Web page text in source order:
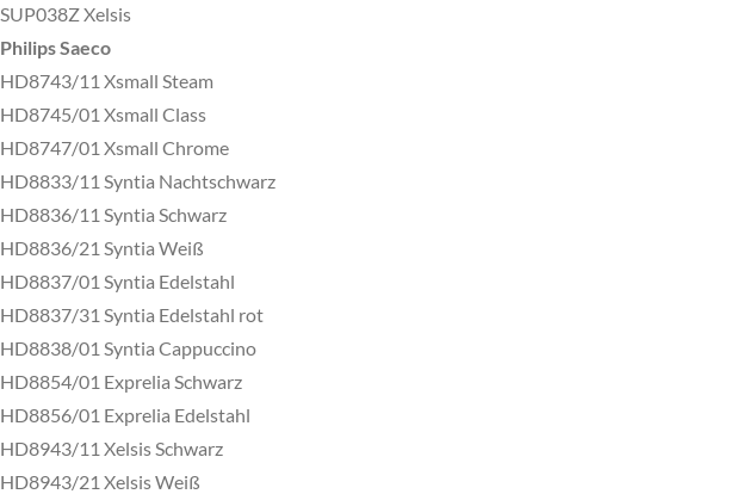
SUP038Z Xelsis
Philips Saeco
HD8743/11 Xsmall Steam
HD8745/01 Xsmall Class
HD8747/01 Xsmall Chrome
HD8833/11 Syntia Nachtschwarz
HD8836/11 Syntia Schwarz
HD8836/21 Syntia Weiß
HD8837/01 Syntia Edelstahl
HD8837/31 Syntia Edelstahl rot
HD8838/01 Syntia Cappuccino
HD8854/01 Exprelia Schwarz
HD8856/01 Exprelia Edelstahl
HD8943/11 Xelsis Schwarz
HD8943/21 Xelsis Weiß